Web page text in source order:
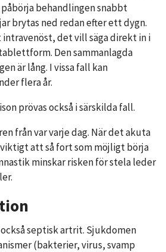
behandlingen snabbt
brytas ned redan efter ett dygn.
det vill säga direkt in i
Den sammanlagda
är lång. I vissa fall kan
flera år.
prövas också i särskilda fall.
från var varje dag. När det akuta
att så fort som möjligt börja
minskar risken för stela leder
septisk artrit. Sjukdomen
(bakterier, virus, svamp